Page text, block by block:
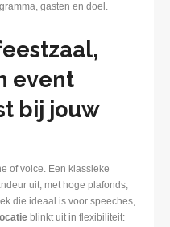
gasten en doel.
event
bij jouw
of voice. Een klassieke
uit, met hoge plafonds,
die ideaal is voor speeches,
blinkt uit in flexibiliteit: